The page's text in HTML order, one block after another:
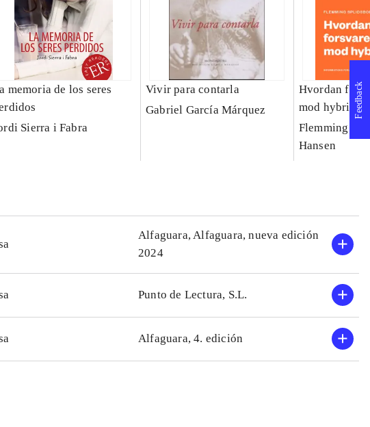
memoria de los seres
Sierra i Fabra
Vivir para contarla
Gabriel García Márquez
Hvordan
mod
Flemming
Hansen
Alfaguara, Alfaguara, nueva edición
2024
Punto de Lectura, S.L.
Alfaguara, 4. edición
Feedback